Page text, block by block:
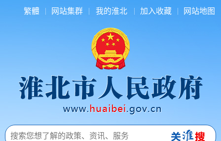
繁體 网站集群 我的淮北 加入收藏 网站地图